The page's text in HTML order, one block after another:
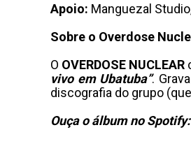
Apoio: Manguezal
Sobre o Overdose
O OVERDOSE NUCLEAR
vivo em Ubatuba”.
discografia do grupo
Ouça o álbum no Spotify: